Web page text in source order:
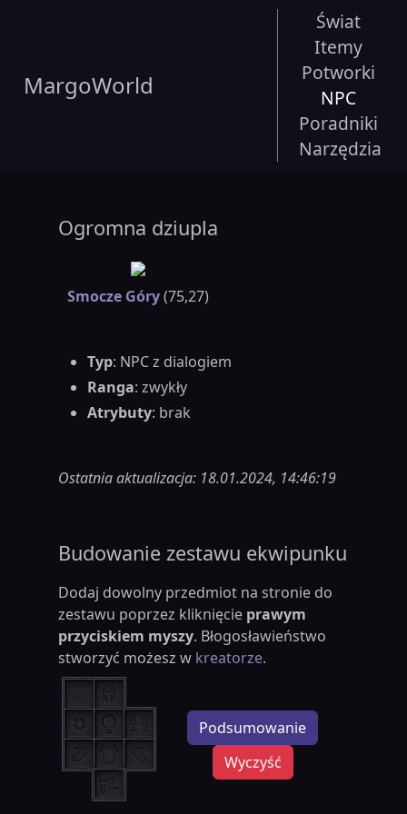
MargoWorld
Świat
Itemy
Potworki
NPC
Poradniki
Narzędzia
Ogromna dziupla
Smocze Góry(75,27)
Typ: NPC z dialogiem
Ranga: zwykły
Atrybuty: brak
Ostatnia aktualizacja: 18.01.2024, 14:46:19
Budowanie zestawu ekwipunku
Dodaj dowolny przedmiot na stronie do
zestawu poprzez kliknięcie prawym
przyciskiem myszy. Błogosławieństwo
stworzyć możesz w kreatorze.
Podsumowanie
Wyczyść